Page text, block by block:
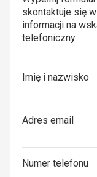
skontaktuje się
informacji na
telefoniczny.
Imię i nazwisko
Adres email
Numer telefonu